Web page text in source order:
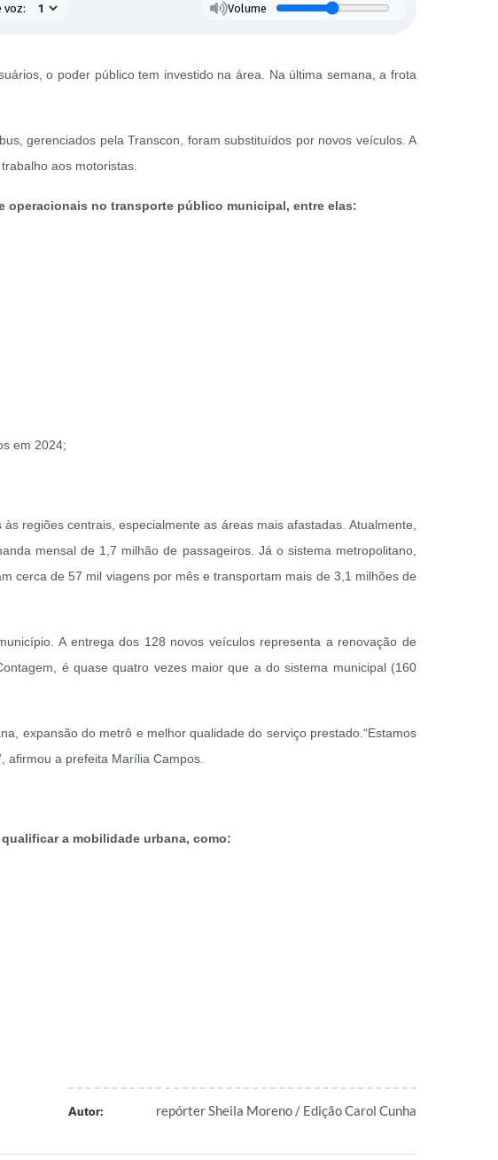
voz: Volume
o poder público tem investido na área. Na última semana, a frota
gerenciados pela Transcon, foram substituídos por novos veículos. A
aos motoristas.
operacionais no transporte público municipal, entre elas:
em 2024;
regiões centrais, especialmente as áreas mais afastadas. Atualmente,
mensal de 1,7 milhão de passageiros. Já o sistema metropolitano,
cerca de 57 mil viagens por mês e transportam mais de 3,1 milhões de
A entrega dos 128 novos veículos representa a renovação de
é quase quatro vezes maior que a do sistema municipal (160
expansão do metrô e melhor qualidade do serviço prestado. “Estamos
afirmou a prefeita Marília Campos.
a mobilidade urbana, como:
Autor: repórter Sheila Moreno / Edição Carol Cunha